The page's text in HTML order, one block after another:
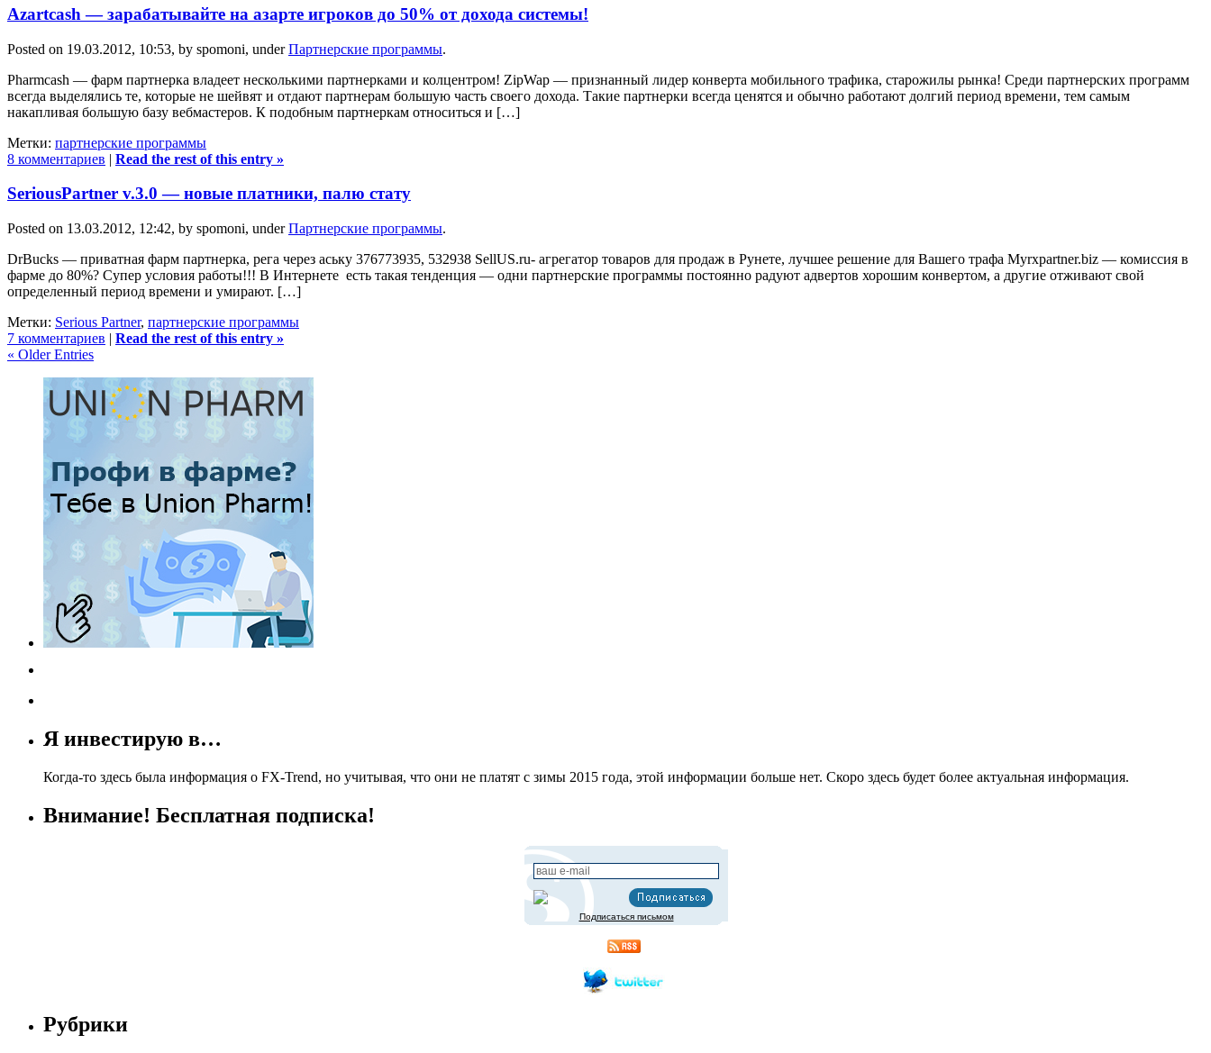
Azartcash — зарабатывайте на азарте игроков до 50% от дохода системы!
Posted on 19.03.2012, 10:53, by spomoni, underПартнерские программы.
Pharmcash — фарм партнерка владеет несколькими партнерками и колцентром! ZipWap — признанный лидер конверта мобильного трафика, старожилы рынка! Среди партнерских программ
всегда выделялись те, которые не шейвят и отдают партнерам большую часть своего дохода. Такие партнерки всегда ценятся и обычно работают долгий период времени, тем самым
накапливая большую базу вебмастеров. К подобным партнеркам относиться и […]
Метки: партнерские программы
8 комментариев | Read the rest of this entry »
SeriousPartner v.3.0 — новые платники, палю стату
Posted on 13.03.2012, 12:42, by spomoni, underПартнерские программы.
DrBucks — приватная фарм партнерка, рега через аську 376773935, 532938 SellUS.ru- агрегатор товаров для продаж в Рунете, лучшее решение для Вашего трафа Myrxpartner.biz — комиссия в
фарме до 80%? Супер условия работы!!! В Интернете есть такая тенденция — одни партнерские программы постоянно радуют адвертов хорошим конвертом, а другие отживают свой
определенный период времени и умирают. […]
Метки: Serious Partner, партнерские программы
7 комментариев | Read the rest of this entry »
« Older Entries
Я инвестирую в…
Когда-то здесь была информация о FX-Trend, но учитывая, что они не платят с зимы 2015 года, этой информации больше нет. Скоро здесь будет более актуальная информация.
Внимание! Бесплатная подписка!
Подписаться письмом
Рубрики